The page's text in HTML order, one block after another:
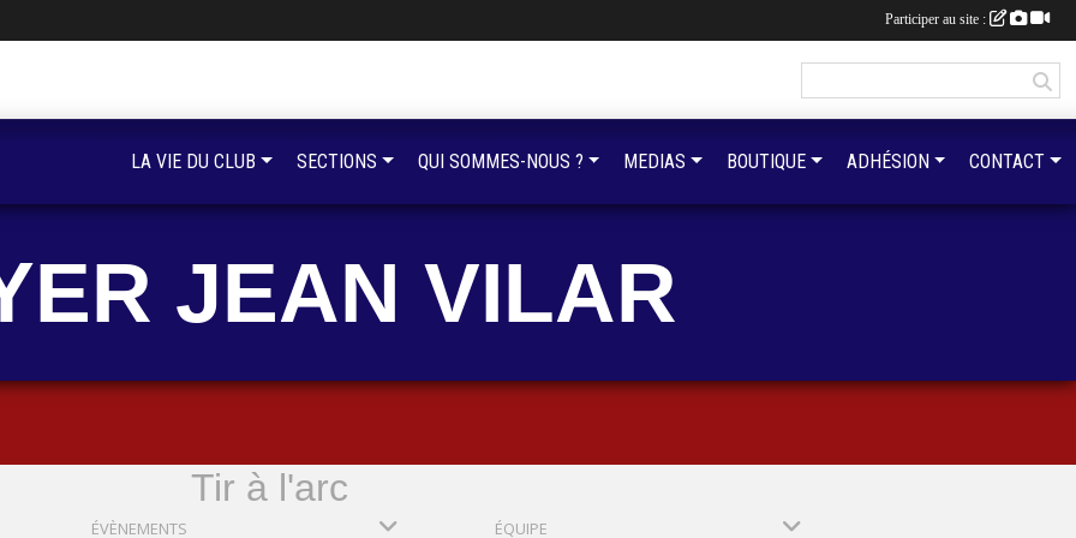
JEAN VILAR
Tir à l'arc
ÉVÈNEMENTS ÉQUIPE
LA VIE DU CLUB SECTIONS QUI SOMMES-NOUS ? MEDIAS BOUTIQUE ADHÉSION CONTACT
Participer au site :